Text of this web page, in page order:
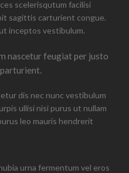
scelerisqutum facilisi
sagittis carturient congue.
inceptos vestibulum.
nascetur feugiat per justo
dis nec nunc vestibulum
ullisi nisi purus ut nullam
leo mauris hendrerit
urna fermentum vel eros